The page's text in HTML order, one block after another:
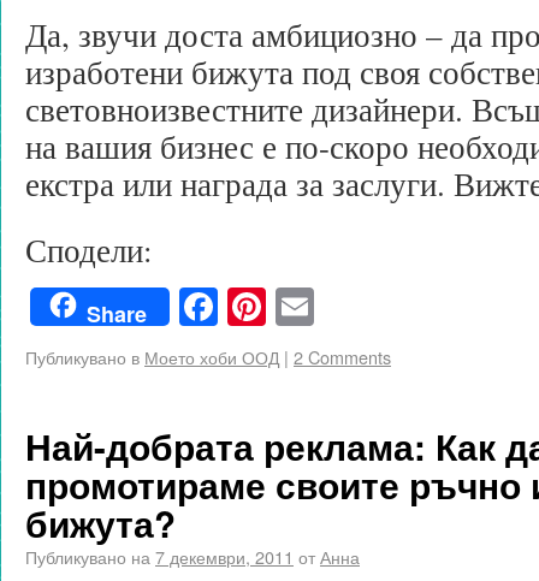
Да, звучи доста амбициозно – да
изработени бижута под своя
световноизвестните дизайнери.
на вашия бизнес е по-скоро
екстра или награда за заслуги.
Сподели:
Share Facebook
Pinterest
Публикувано в Моето хоби ООД | 2 Comments
Най-добрата реклама: Как
промотираме своите ръчно
бижута?
Публикувано на 7 декември, 2011 отАнна